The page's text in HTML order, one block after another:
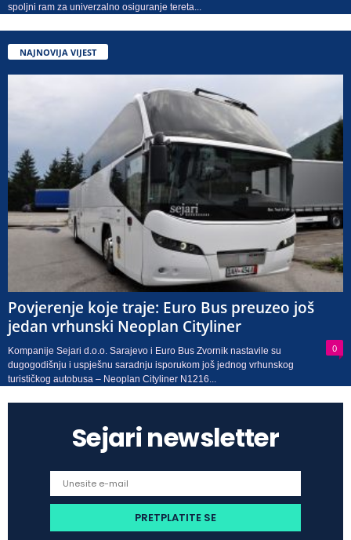
spoljni ram za univerzalno osiguranje tereta...
NAJNOVIJA VIJEST
Povjerenje koje traje: Euro Bus preuzeo još
jedan vrhunski Neoplan Cityliner
0
Kompanije Sejari d.o.o. Sarajevo i Euro Bus Zvornik nastavile su
dugogodišnju i uspješnu saradnju isporukom još jednog vrhunskog
turističkog autobusa – Neoplan Cityliner N1216...
Sejari newsletter